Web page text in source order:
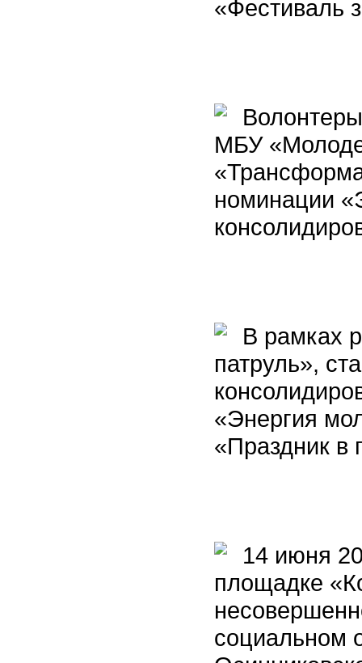
«Фестиваль
МБУ
номинации
В рамках
патруль»,
«Энергия
«Праздник в
14 июня
площадке
социальном